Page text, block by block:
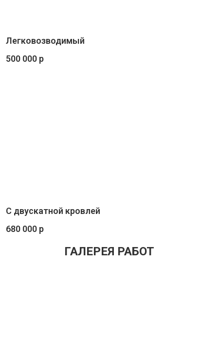
Легковозводимый
500 000 р
С двускатной кровлей
680 000 р
ГАЛЕРЕЯ РАБОТ